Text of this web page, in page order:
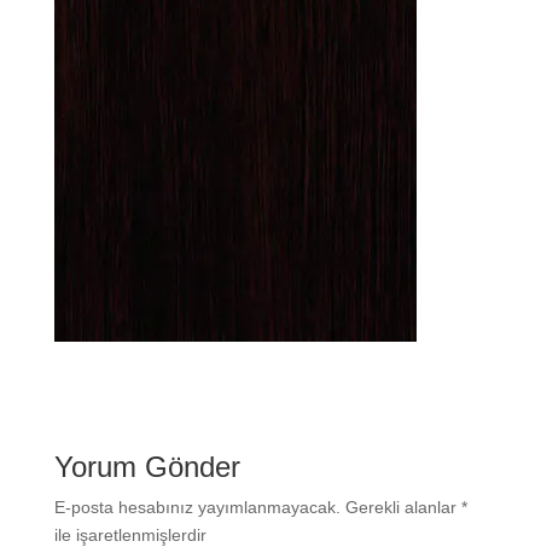
Yorum Gönder
E-posta hesabınız yayımlanmayacak. Gerekli alanlar *
ile işaretlenmişlerdir